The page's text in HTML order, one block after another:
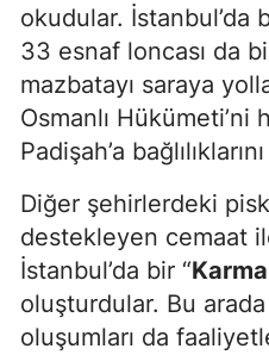
okudular. İstanbul’da
33 esnaf loncası da
mazbatayı saraya
Osmanlı Hükümeti’ni
Padişah’a
Diğer şehirlerdeki
destekleyen cemaat
İstanbul’da bir “
oluşturdular. Bu
oluşumları da